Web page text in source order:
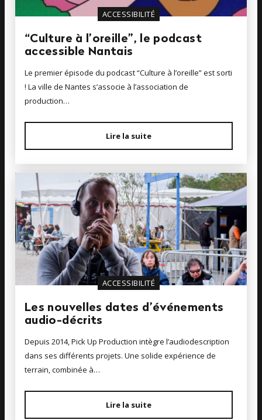
ACCESSIBILITÉ
“Culture à l’oreille”, le podcast
accessible Nantais
Le premier épisode du podcast “Culture à l’oreille” est sorti
! La ville de Nantes s’associe à l’association de
production…
Lire la suite
ACCESSIBILITÉ
Les nouvelles dates d’événements
audio-décrits
Depuis 2014, Pick Up Production intègre l’audiodescription
dans ses différents projets. Une solide expérience de
terrain, combinée à…
Lire la suite